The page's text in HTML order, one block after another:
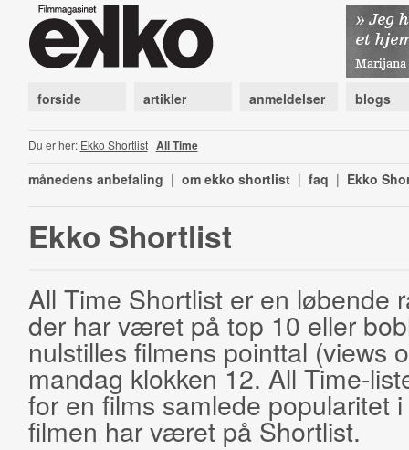
forside artikler anmeldelser blogs
Du er her: Ekko Shortlist| All Time
månedens anbefaling | om ekko shortlist | faq | Ekko
Ekko Shortlist
All Time Shortlist er en løbende
der har været på top 10 eller
nulstilles filmens pointtal (views
mandag klokken 12. All Time-
for en films samlede popularitet
filmen har været på Shortlist.